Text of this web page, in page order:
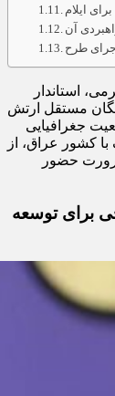
ایلام
آن
طرح
استاندار
مستقل ارتش
جغرافیایی
مرز مشترک با کشور عراق، از
حضور
برای توسعه